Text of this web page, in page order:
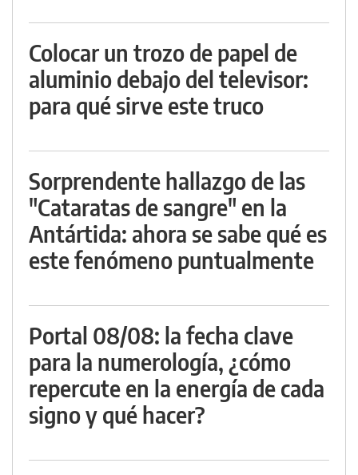
Colocar un trozo de papel de
aluminio debajo del televisor:
para qué sirve este truco
Sorprendente hallazgo de las
"Cataratas de sangre" en la
Antártida: ahora se sabe qué es
este fenómeno puntualmente
Portal 08/08: la fecha clave
para la numerología, ¿cómo
repercute en la energía de cada
signo y qué hacer?